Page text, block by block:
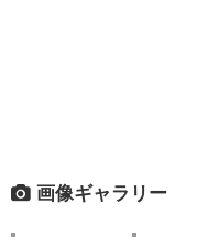
画像ギャラリー